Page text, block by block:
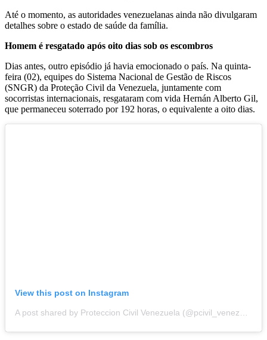
Até o momento, as autoridades venezuelanas ainda não divulgaram
detalhes sobre o estado de saúde da família.
Homem é resgatado após oito dias sob os escombros
Dias antes, outro episódio já havia emocionado o país. Na quinta-
feira (02), equipes do Sistema Nacional de Gestão de Riscos
(SNGR) da Proteção Civil da Venezuela, juntamente com
socorristas internacionais, resgataram com vida Hernán Alberto Gil,
que permaneceu soterrado por 192 horas, o equivalente a oito dias.
View this post on Instagram